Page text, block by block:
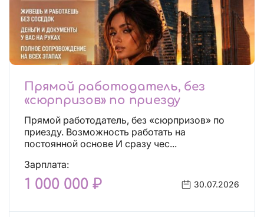
Прямой работодатель, без
«сюрпризов» по приезду
Прямой работодатель, без «сюрпризов» по
приезду. Возможность работать на
постоянной основе И сразу чес...
Зарплата:
1 000 000 ₽ 30.07.2026